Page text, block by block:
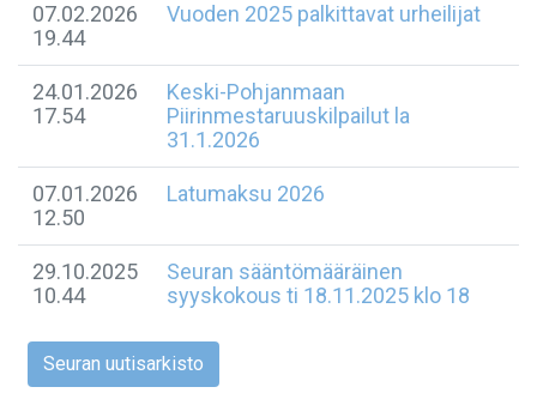
07.02.2026
19.44
Vuoden 2025 palkittavat urheilijat
24.01.2026
17.54
Keski-Pohjanmaan
Piirinmestaruuskilpailut la
31.1.2026
07.01.2026
12.50
Latumaksu 2026
29.10.2025
10.44
Seuran sääntömääräinen
syyskokous ti 18.11.2025 klo 18
Seuran uutisarkisto